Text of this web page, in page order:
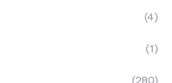
(4)
(1)
(280)